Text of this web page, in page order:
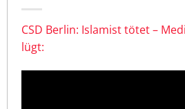
CSD Berlin: Islamist tötet –
lügt: